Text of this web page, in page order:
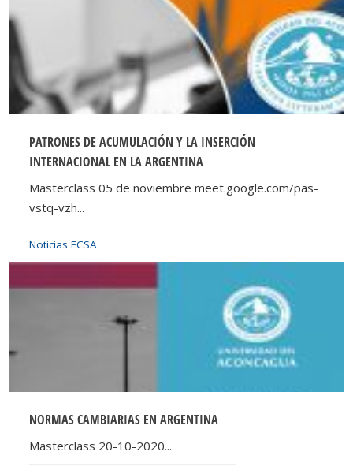
PATRONES DE ACUMULACIÓN Y LA INSERCIÓN
INTERNACIONAL EN LA ARGENTINA
Noticias FCSA
Masterclass 05 de noviembre meet.google.com/pas-
vstq-vzh...
NORMAS CAMBIARIAS EN ARGENTINA
Masterclass 20-10-2020...